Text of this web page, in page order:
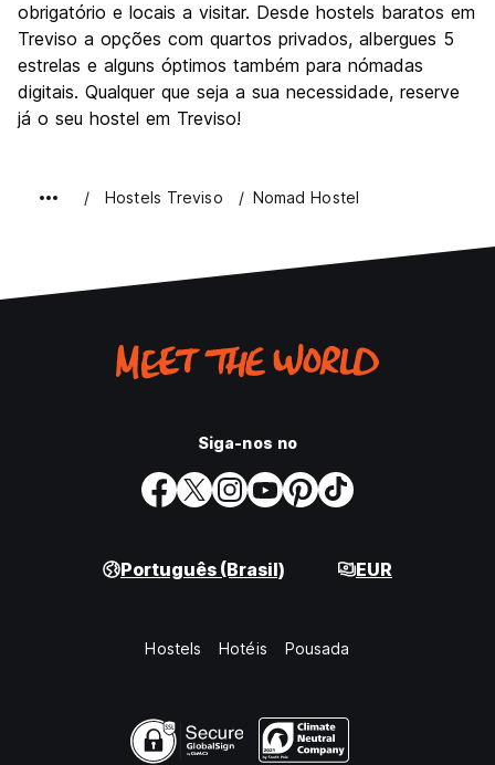
obrigatório e locais a visitar. Desde hostels baratos em
Treviso a opções com quartos privados, albergues 5
estrelas e alguns óptimos também para nómadas
digitais. Qualquer que seja a sua necessidade, reserve
já o seu hostel em Treviso!
Hostels Treviso Nomad Hostel
Siga-nos no
Português (Brasil) EUR
Hostels Hotéis Pousada